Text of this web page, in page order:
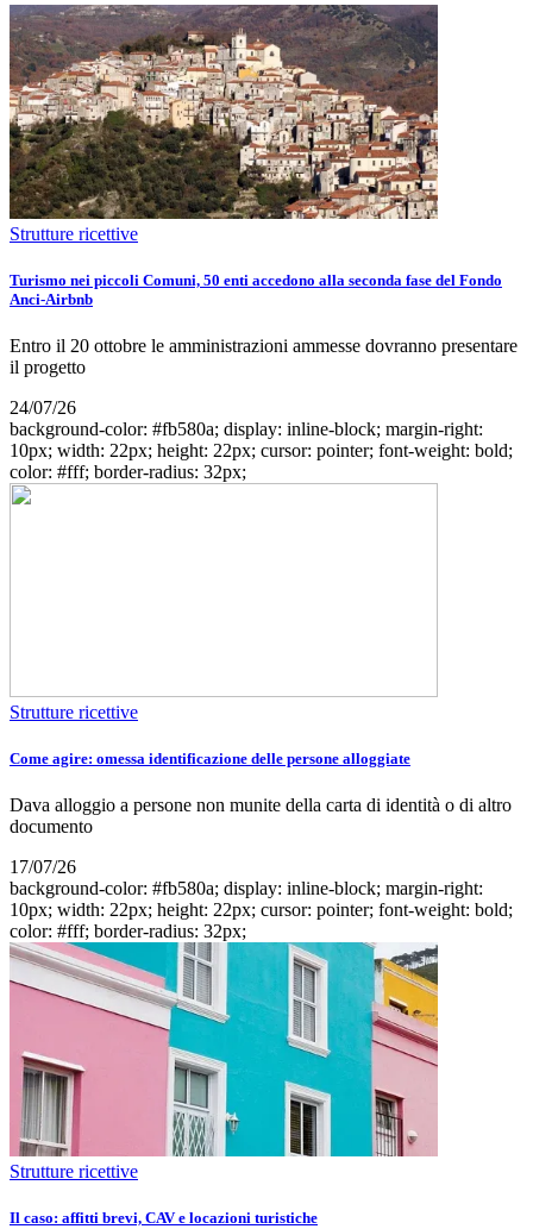
Strutture ricettive
Turismo nei piccoli Comuni, 50 enti accedono alla seconda fase del Fondo
Anci-Airbnb
Entro il 20 ottobre le amministrazioni ammesse dovranno presentare
il progetto
24/07/26
background-color: #fb580a; display: inline-block; margin-right:
10px; width: 22px; height: 22px; cursor: pointer; font-weight: bold;
color: #fff; border-radius: 32px;
Strutture ricettive
Come agire: omessa identificazione delle persone alloggiate
Dava alloggio a persone non munite della carta di identità o di altro
documento
17/07/26
background-color: #fb580a; display: inline-block; margin-right:
10px; width: 22px; height: 22px; cursor: pointer; font-weight: bold;
color: #fff; border-radius: 32px;
Strutture ricettive
Il caso: affitti brevi, CAV e locazioni turistiche